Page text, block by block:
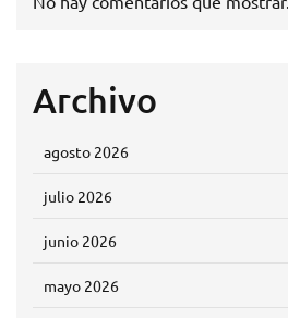
Archivo
agosto 2026
julio 2026
junio 2026
mayo 2026